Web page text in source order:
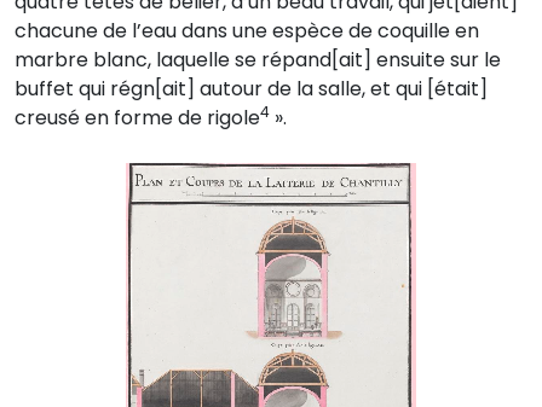
chacune de l’eau dans une espèce de coquille en
marbre blanc, laquelle se répand[ait] ensuite sur le
buffet qui régn[ait] autour de la salle, et qui [était]
creusé en forme de rigole4 ».